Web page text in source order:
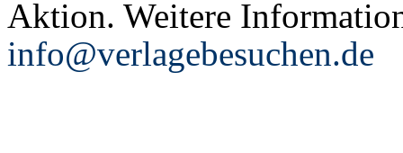
Aktion. Weitere
info@verlagebesuchen.de